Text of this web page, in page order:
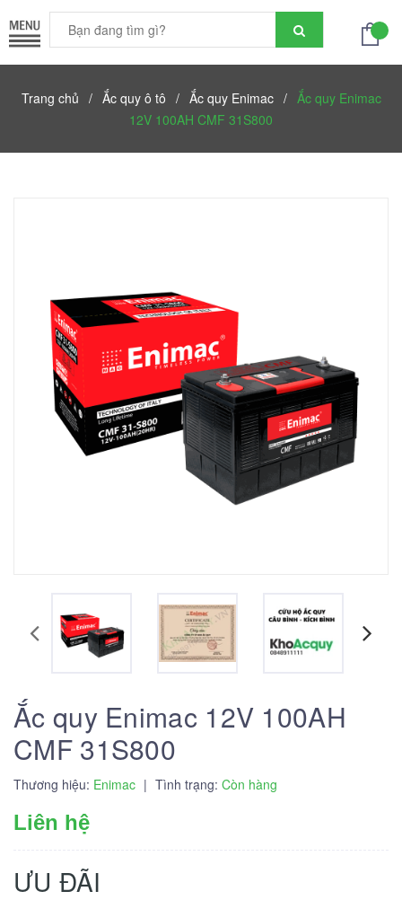
Trang chủ / Ắc quy ô tô / Ắc quy Enimac / Ắc quy Enimac
12V 100AH CMF 31S800
Ắc quy Enimac 12V 100AH
CMF 31S800
Thương hiệu: Enimac | Tình trạng: Còn hàng
Liên hệ
ƯU ĐÃI